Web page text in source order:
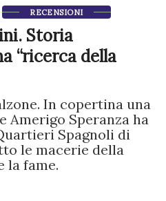
RECENSIONI
Storia
“ricerca della
In copertina una
Speranza ha
Spagnoli di
le macerie della
la fame.